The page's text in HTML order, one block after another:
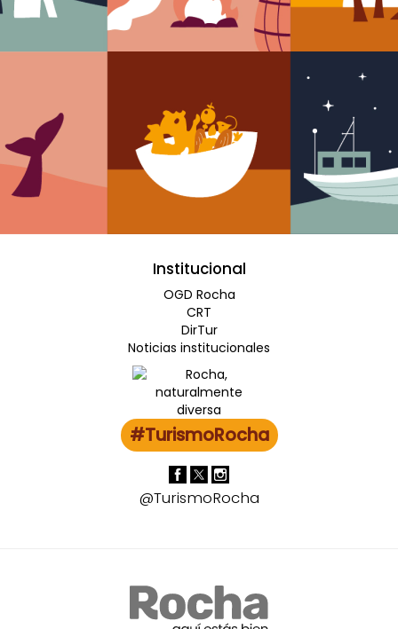
Institucional
OGD Rocha
CRT
DirTur
Noticias institucionales
#TurismoRocha
@TurismoRocha